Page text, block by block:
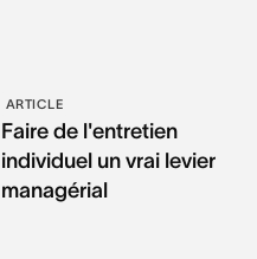
ARTICLE
Faire de l'entretien
individuel un vrai levier
managérial